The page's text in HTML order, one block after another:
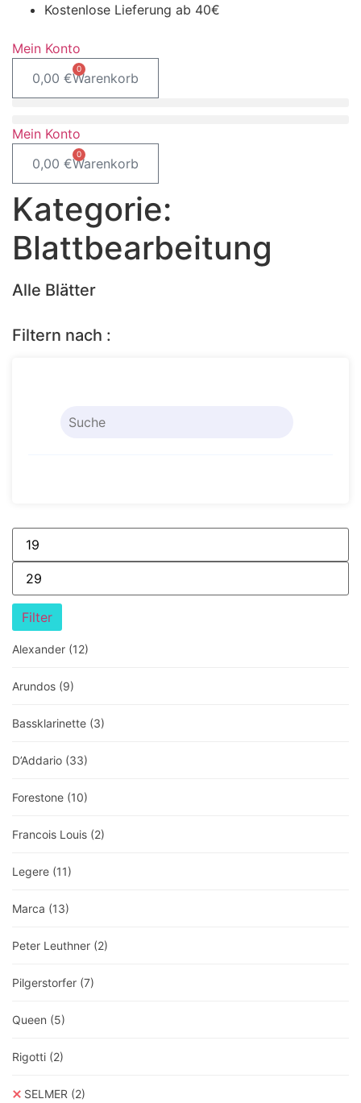
Kostenlose Lieferung ab 40€
Mein Konto
0,00 €
0
Warenkorb
Mein Konto
0,00 €
0
Warenkorb
Kategorie:
Blattbearbeitung
Alle Blätter
Filtern nach :
Filter
Alexander (12)
Arundos (9)
Bassklarinette (3)
D’Addario (33)
Forestone (10)
Francois Louis (2)
Legere (11)
Marca (13)
Peter Leuthner (2)
Pilgerstorfer (7)
Queen (5)
Rigotti (2)
SELMER (2)